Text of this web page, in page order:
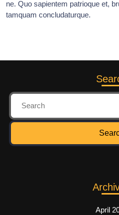
ne. Quo sapientem patrioque et,
tamquam concludaturque.
April